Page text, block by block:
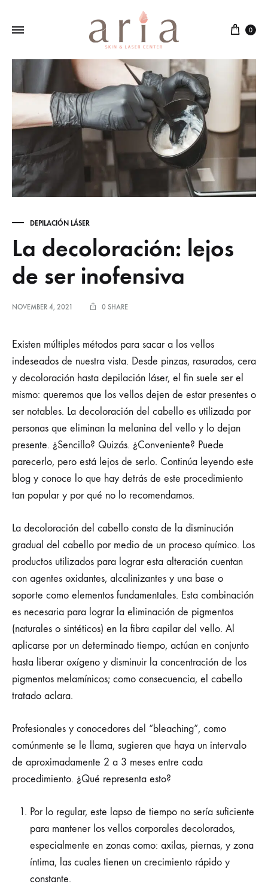
Cart
0
DEPILACIÓN LÁSER
La decoloración: lejos
de ser inofensiva
NOVEMBER 4, 2021 0 SHARE
Existen múltiples métodos para sacar a los vellos
indeseados de nuestra vista. Desde pinzas, rasurados, cera
y decoloración hasta depilación láser, el fin suele ser el
mismo: queremos que los vellos dejen de estar presentes o
ser notables. La decoloración del cabello es utilizada por
personas que eliminan la melanina del vello y lo dejan
presente. ¿Sencillo? Quizás. ¿Conveniente? Puede
parecerlo, pero está lejos de serlo. Continúa leyendo este
blog y conoce lo que hay detrás de este procedimiento
tan popular y por qué no lo recomendamos.
La decoloración del cabello consta de la disminución
gradual del cabello por medio de un proceso químico. Los
productos utilizados para lograr esta alteración cuentan
con agentes oxidantes, alcalinizantes y una base o
soporte como elementos fundamentales. Esta combinación
es necesaria para lograr la eliminación de pigmentos
(naturales o sintéticos) en la fibra capilar del vello. Al
aplicarse por un determinado tiempo, actúan en conjunto
hasta liberar oxígeno y disminuir la concentración de los
pigmentos melamínicos; como consecuencia, el cabello
tratado aclara.
Profesionales y conocedores del “bleaching”, como
comúnmente se le llama, sugieren que haya un intervalo
de aproximadamente 2 a 3 meses entre cada
procedimiento. ¿Qué representa esto?
Por lo regular, este lapso de tiempo no sería suficiente
para mantener los vellos corporales decolorados,
especialmente en zonas como: axilas, piernas, y zona
íntima, las cuales tienen un crecimiento rápido y
constante.